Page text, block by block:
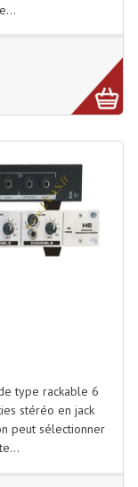
Liquid
type rackable 6
stéréo en jack
peut sélectionner